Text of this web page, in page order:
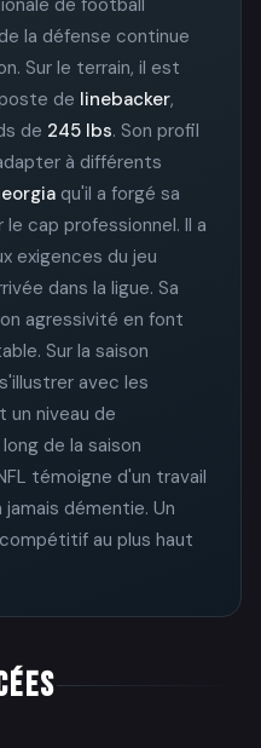
la défense continue
Sur le terrain, il est
de linebacker,
de 245 lbs. Son profil
à différents
qu'il a forgé sa
cap professionnel. Il a
exigences du jeu
dans la ligue. Sa
agressivité en font
Sur la saison
avec les
un niveau de
de la saison
témoigne d'un travail
démentie. Un
au plus haut